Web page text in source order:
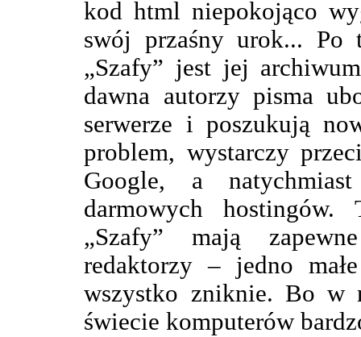
kod html niepokojąco
swój przaśny urok... Po
„Szafy” jest jej
dawna autorzy pisma
serwerze i poszukują
problem, wystarczy
Google, a
darmowych hostingów.
„Szafy” mają
redaktorzy – jedno
wszystko zniknie. Bo w
świecie komputerów